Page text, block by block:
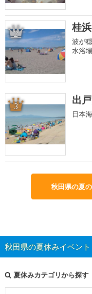
2 桂
波が
水浴場
3 出
日本
秋田県の夏
秋田県の夏休みイベン
夏休みカテゴリから探す